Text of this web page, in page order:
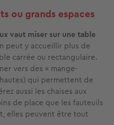
ou grands espaces
vaut miser sur une table
peut y accueillir plus de
carrée ou rectangulaire.
vers des « mange-
qui permettent de
aussi les chaises aux
de place que les fauteuils
elles peuvent être tout